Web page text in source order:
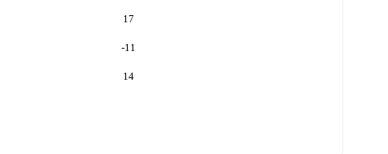
17
-11
14